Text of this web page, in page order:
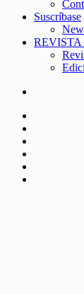
Suscríbase